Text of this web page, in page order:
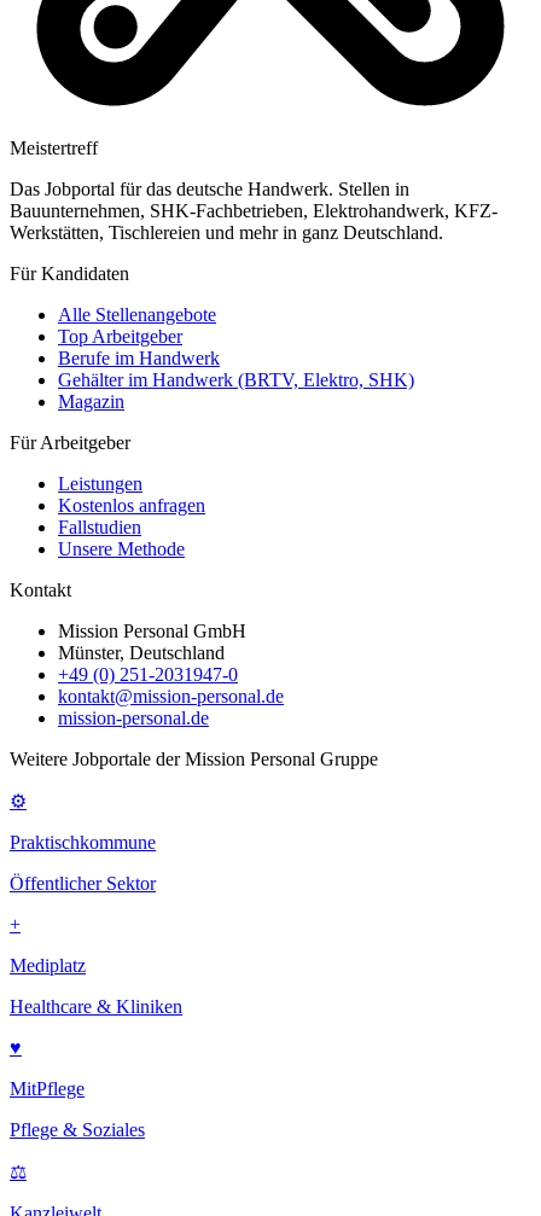
Meistertreff
Das Jobportal für das deutsche Handwerk. Stellen in
Bauunternehmen, SHK-Fachbetrieben, Elektrohandwerk, KFZ-
Werkstätten, Tischlereien und mehr in ganz Deutschland.
Für Kandidaten
Alle Stellenangebote
Top Arbeitgeber
Berufe im Handwerk
Gehälter im Handwerk (BRTV, Elektro, SHK)
Magazin
Für Arbeitgeber
Leistungen
Kostenlos anfragen
Fallstudien
Unsere Methode
Kontakt
Mission Personal GmbH
Münster, Deutschland
+49 (0) 251-2031947-0
kontakt@mission-personal.de
mission-personal.de
Weitere Jobportale der Mission Personal Gruppe
⚙
Praktischkommune
Öffentlicher Sektor
+
Mediplatz
Healthcare & Kliniken
♥
MitPflege
Pflege & Soziales
⚖